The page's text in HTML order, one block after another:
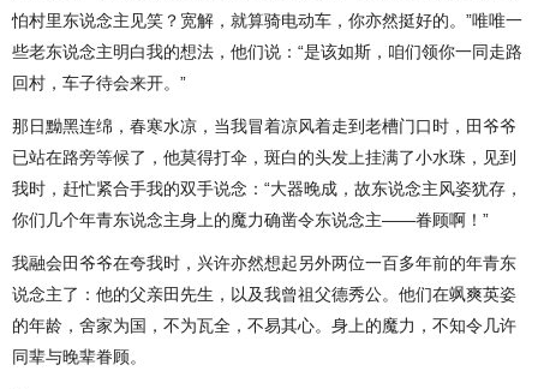
怕村里东说念主见笑？宽解，就算骑电动车，你亦然挺好的。”唯唯一
些老东说念主明白我的想法，他们说：“是该如斯，咱们领你一同走路
回村，车子待会来开。”
那日黝黑连绵，春寒水凉，当我冒着凉风着走到老槽门口时，田爷爷
已站在路旁等候了，他莫得打伞，斑白的头发上挂满了小水珠，见到
我时，赶忙紧合手我的双手说念：“大器晚成，故东说念主风姿犹存，
你们几个年青东说念主身上的魔力确凿令东说念主——眷顾啊！”
我融会田爷爷在夸我时，兴许亦然想起另外两位一百多年前的年青东
说念主了：他的父亲田先生，以及我曾祖父德秀公。他们在飒爽英姿
的年龄，舍家为国，不为瓦全，不易其心。身上的魔力，不知令几许
同辈与晚辈眷顾。